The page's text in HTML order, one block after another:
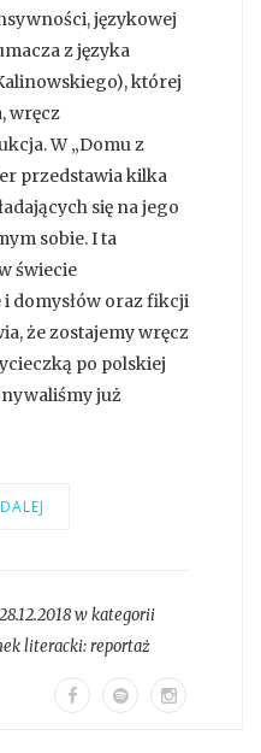
językowej
z języka
której
wręcz
W „Domu z
przedstawia kilka
się na jego
sobie. I ta
świecie
domysłów oraz fikcji
że zostajemy wręcz
po polskiej
już
28.12.2018 w kategorii
literacki:reportaż